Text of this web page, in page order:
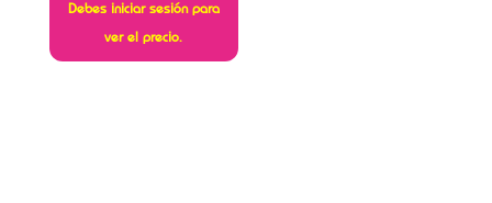
Debes iniciar sesión para
ver el precio.